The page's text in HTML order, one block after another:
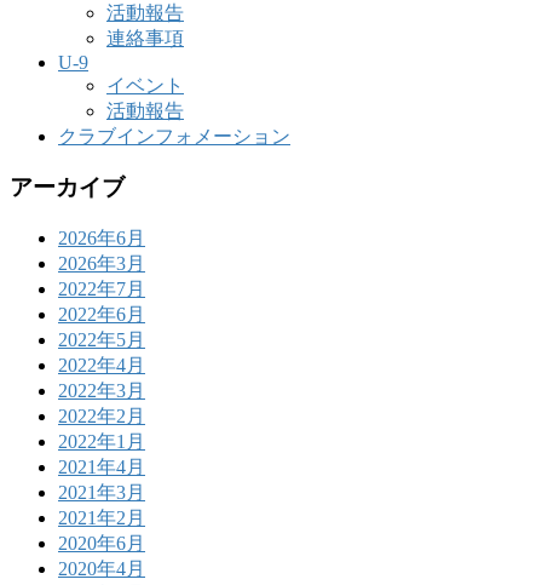
活動報告
連絡事項
U-9
イベント
活動報告
クラブインフォメーション
アーカイブ
2026年6月
2026年3月
2022年7月
2022年6月
2022年5月
2022年4月
2022年3月
2022年2月
2022年1月
2021年4月
2021年3月
2021年2月
2020年6月
2020年4月